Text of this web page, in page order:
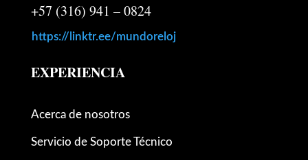
+57 (316) 941 – 0824
https://linktr.ee/mundoreloj
EXPERIENCIA
Acerca de nosotros
Servicio de Soporte Técnico